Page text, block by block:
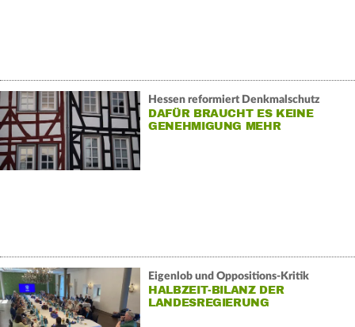
Hessen reformiert Denkmalschutz
DAFÜR BRAUCHT ES KEINE
GENEHMIGUNG MEHR
Eigenlob und Oppositions-Kritik
HALBZEIT-BILANZ DER
LANDESREGIERUNG